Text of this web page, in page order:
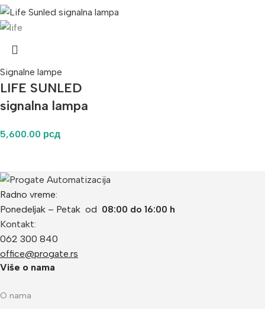
Signalne lampe
LIFE SUNLED
signalna lampa
5,600.00 рсд
Radno vreme:
Ponedeljak – Petak od 08:00 do 16:00 h
Kontakt:
062 300 840
office@progate.rs
Više o nama
O nama